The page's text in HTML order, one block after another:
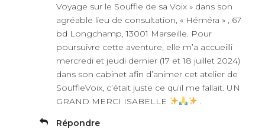
Voyage sur le Souffle de sa Voix » dans son
agréable lieu de consultation, « Héméra » , 67
bd Longchamp, 13001 Marseille. Pour
poursuivre cette aventure, elle m’a accueilli
mercredi et jeudi dernier (17 et 18 juillet 2024)
dans son cabinet afin d’animer cet atelier de
SouffleVoix, c’était juste ce qu’il me fallait. UN
GRAND MERCI ISABELLE
.
Répondre